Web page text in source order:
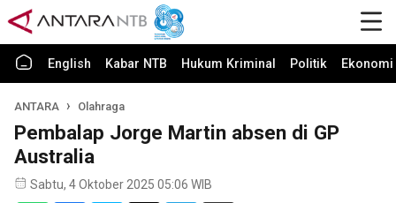
English Kabar NTB Hukum Kriminal Politik
ANTARA Olahraga
Pembalap Jorge Martin absen di GP
Australia
Sabtu, 4 Oktober 2025 05:06 WIB